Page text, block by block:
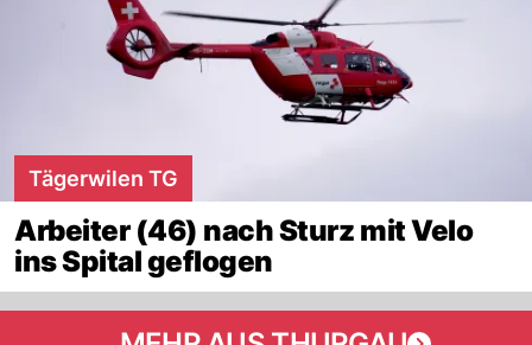
Tägerwilen TG
Arbeiter (46) nach Sturz mit Velo
ins Spital geflogen